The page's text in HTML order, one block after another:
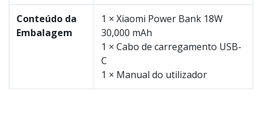
Conteúdo da
Embalagem
1 × Xiaomi Power Bank 18W
30,000 mAh
1 × Cabo de carregamento USB-
C
1 × Manual do utilizador